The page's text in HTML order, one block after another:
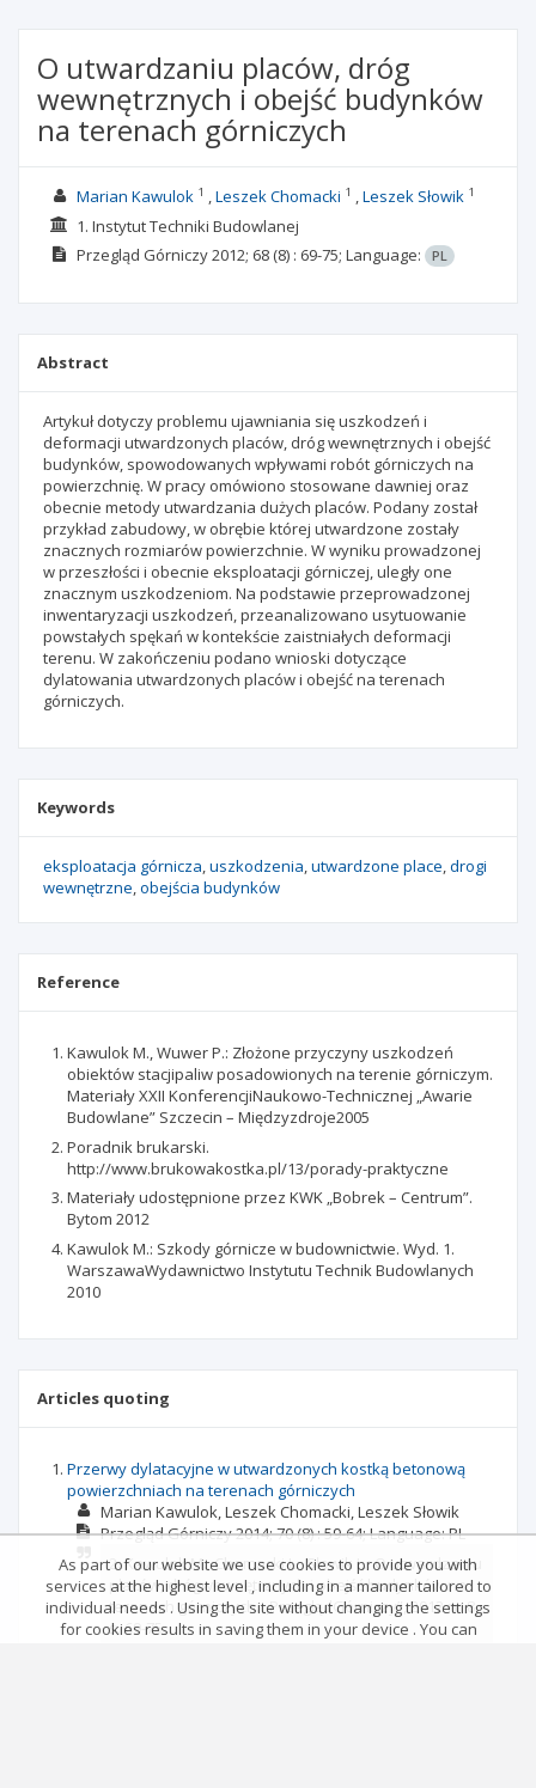
O utwardzaniu placów, dróg
wewnętrznych i obejść budynków
na terenach górniczych
Marian Kawulok 1 Leszek Chomacki 1 Leszek Słowik 1
1. Instytut Techniki Budowlanej
Przegląd Górniczy2012; 68(8) : 69-75; Language: PL
Abstract
Artykuł dotyczy problemu ujawniania się uszkodzeń i
deformacji utwardzonych placów, dróg wewnętrznych i obejść
budynków, spowodowanych wpływami robót górniczych na
powierzchnię. W pracy omówiono stosowane dawniej oraz
obecnie metody utwardzania dużych placów. Podany został
przykład zabudowy, w obrębie której utwardzone zostały
znacznych rozmiarów powierzchnie. W wyniku prowadzonej
w przeszłości i obecnie eksploatacji górniczej, uległy one
znacznym uszkodzeniom. Na podstawie przeprowadzonej
inwentaryzacji uszkodzeń, przeanalizowano usytuowanie
powstałych spękań w kontekście zaistniałych deformacji
terenu. W zakończeniu podano wnioski dotyczące
dylatowania utwardzonych placów i obejść na terenach
górniczych.
Keywords
eksploatacja górnicza uszkodzenia utwardzone place drogi
wewnętrzne obejścia budynków
Reference
Kawulok M., Wuwer P.: Złożone przyczyny uszkodzeń
obiektów stacjipaliw posadowionych na terenie górniczym.
Materiały XXII KonferencjiNaukowo-Technicznej „Awarie
Budowlane” Szczecin – Międzyzdroje2005
Poradnik brukarski.
http://www.brukowakostka.pl/13/porady-praktyczne
Materiały udostępnione przez KWK „Bobrek – Centrum”.
Bytom 2012
Kawulok M.: Szkody górnicze w budownictwie. Wyd. 1.
WarszawaWydawnictwo Instytutu Technik Budowlanych
2010
Articles quoting
Przerwy dylatacyjne w utwardzonych kostką betonową
powierzchniach na terenach górniczych
Marian Kawulok Leszek Chomacki Leszek Słowik
Przegląd Górniczy2014; 70(8): 59-64;Language:PL
2. Kawulok M., Chomacki L., Słowik L.: O utwardzaniu
placów, drógwewnętrznych i obejść budynków na
terenach górniczych. „PrzeglądGórniczy”, 2012 nr 8,
s. 69-75.
As part of our website we use cookies to provide you with
services at the highest level , including in a manner tailored to
individual needs . Using the site without changing the settings
for cookies results in saving them in your device . You can